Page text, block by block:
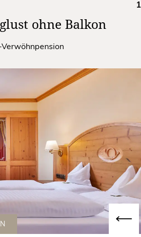
1 Glas
Genuss
Leckere
Keine
1
ohne Balkon